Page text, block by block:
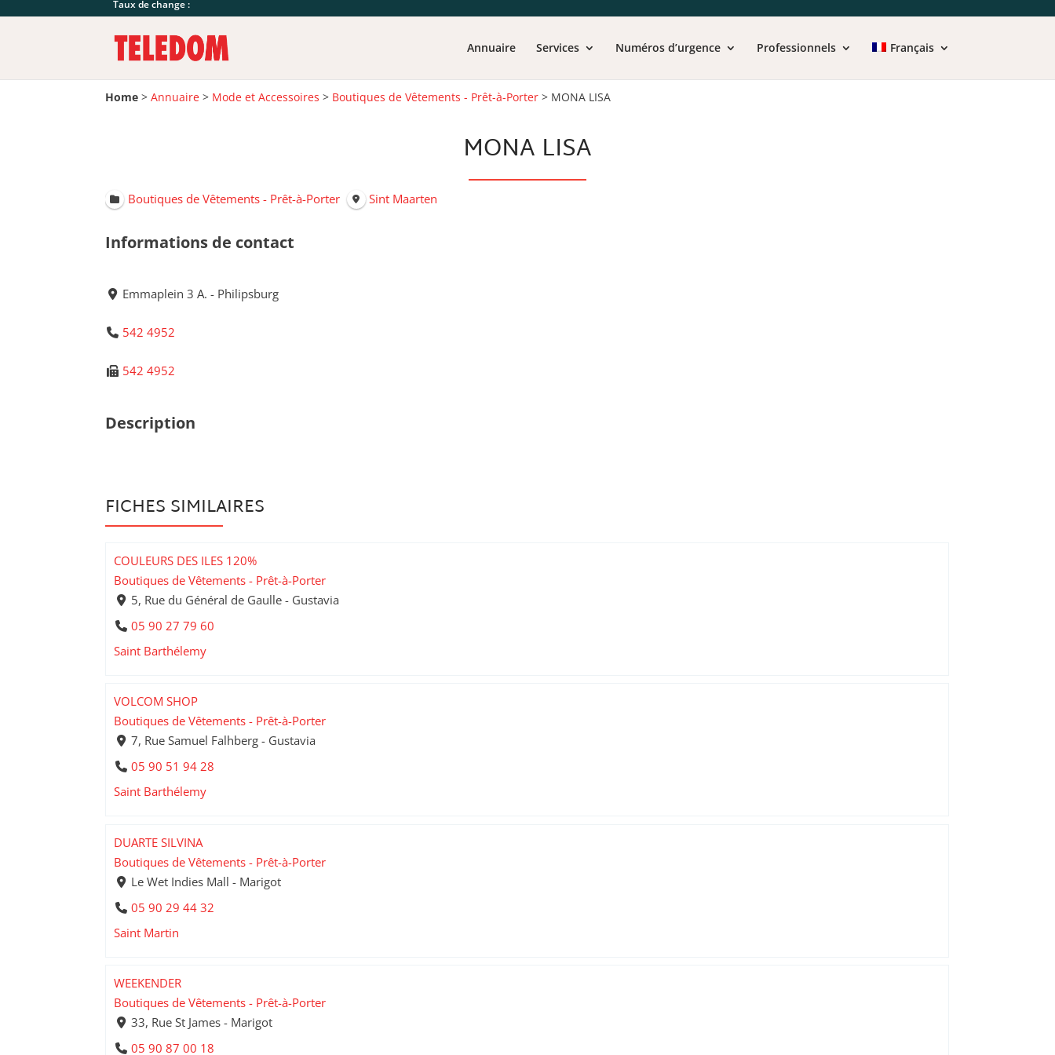
Taux de change :
Annuaire Services Numéros d’urgence Professionnels Français
Home >Annuaire > Mode et Accessoires > Boutiques de Vêtements - Prêt-à-Porter > MONA LISA
MONA LISA
Boutiques de Vêtements - Prêt-à-Porter Sint Maarten
Informations de contact
Emmaplein 3 A. - Philipsburg
542 4952
542 4952
Description
FICHES SIMILAIRES
COULEURS DES ILES 120%
Boutiques de Vêtements - Prêt-à-Porter
5, Rue du Général de Gaulle - Gustavia
05 90 27 79 60
Saint Barthélemy
VOLCOM SHOP
Boutiques de Vêtements - Prêt-à-Porter
7, Rue Samuel Falhberg - Gustavia
05 90 51 94 28
Saint Barthélemy
DUARTE SILVINA
Boutiques de Vêtements - Prêt-à-Porter
Le Wet Indies Mall - Marigot
05 90 29 44 32
Saint Martin
WEEKENDER
Boutiques de Vêtements - Prêt-à-Porter
33, Rue St James - Marigot
05 90 87 00 18